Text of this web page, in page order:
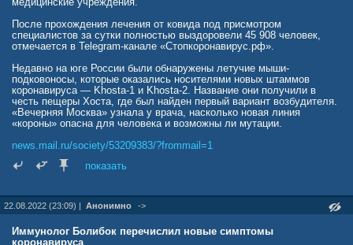
После прохождения лечения от ковида под присмотром
специалистов за сутки полностью выздоровели 45 908 человек,
отмечается в Telegram-канале «Cтопкоронавирус.рф».
Недавно на юге России были обнаружены летучие мыши-
подковоносы, которые оказались носителями новых штаммов
коронавируса — Khosta-1 и Khosta-2. Название они получили в
честь пещеры Хоста, где был найден первый вариант возбудителя.
«Вечерняя Москва» узнала у врача, насколько новая линия
«короны» опасна для человека и возможны ли мутации.
news.mail.ru/society/53209383/?frommail=1
показать
22.08.2022 (23:09) | Анонимно ->
Иммунолог Болибок перечислил новые симптомы
коронавируса